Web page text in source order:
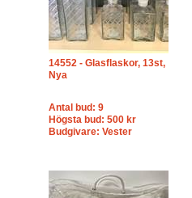
14552 - Glasflaskor, 13st,
Nya
Antal bud: 9
Högsta bud: 500 kr
Budgivare: Vester